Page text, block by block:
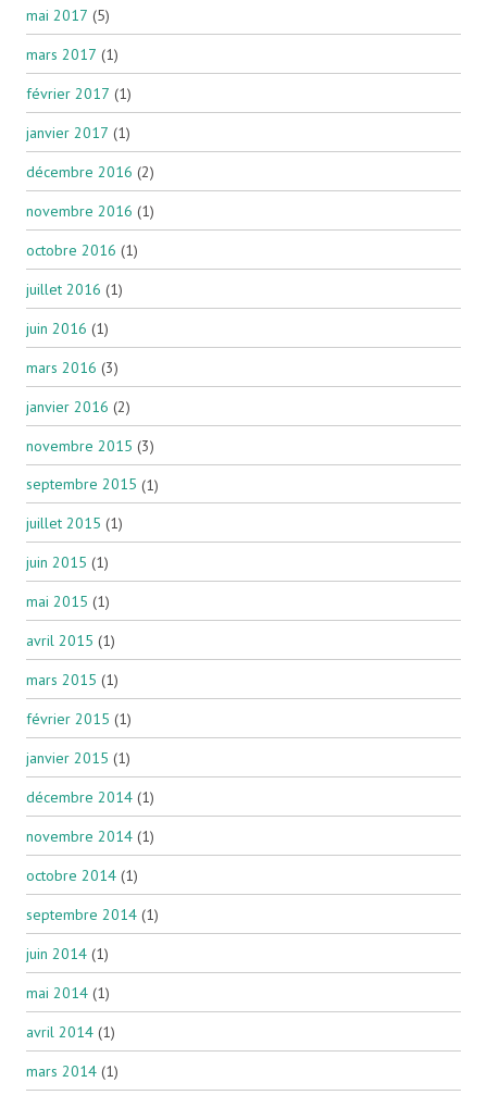
mai 2017 (5)
mars 2017 (1)
février 2017 (1)
janvier 2017 (1)
décembre 2016 (2)
novembre 2016 (1)
octobre 2016 (1)
juillet 2016 (1)
juin 2016 (1)
mars 2016 (3)
janvier 2016 (2)
novembre 2015 (3)
septembre 2015 (1)
juillet 2015 (1)
juin 2015 (1)
mai 2015 (1)
avril 2015 (1)
mars 2015 (1)
février 2015 (1)
janvier 2015 (1)
décembre 2014 (1)
novembre 2014 (1)
octobre 2014 (1)
septembre 2014 (1)
juin 2014 (1)
mai 2014 (1)
avril 2014 (1)
mars 2014 (1)